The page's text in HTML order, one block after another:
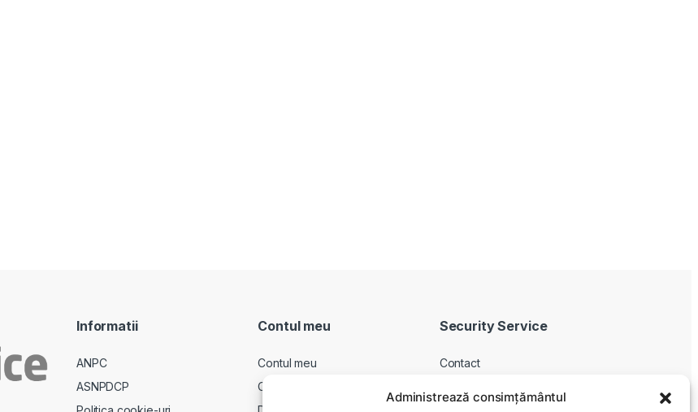
Administrează consimțământul
Informatii
ANPC
ASNPDCP
Contul meu
Contul meu
Comenzi
Security Service
Contact